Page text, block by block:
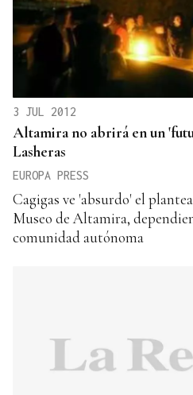
3 JUL 2012
Altamira no abrirá en un
Lasheras
EUROPA PRESS
Cagigas ve 'absurdo' el
Museo de Altamira,
comunidad autónoma